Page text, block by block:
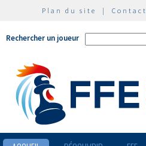
Plan du site | Contact
Rechercher un joueur